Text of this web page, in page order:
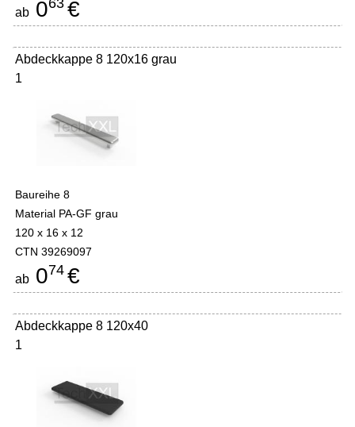
ab 063 €
Abdeckkappe 8 120x16 grau
1
Baureihe 8
Material PA-GF grau
120 x 16 x 12
CTN 39269097
ab 074 €
Abdeckkappe 8 120x40
1